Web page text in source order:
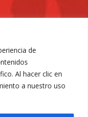
de
Al hacer clic en
a nuestro uso
30009 Murcia